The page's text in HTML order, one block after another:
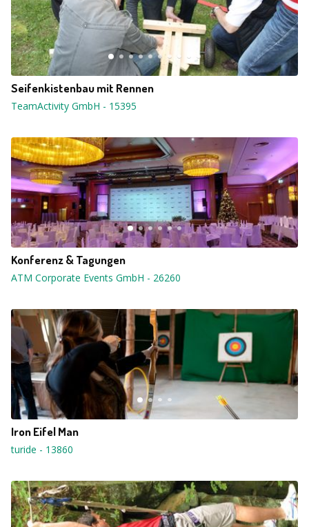
Seifenkistenbau mit Rennen
TeamActivity GmbH - 15395
Konferenz & Tagungen
ATM Corporate Events GmbH - 26260
Iron Eifel Man
turide - 13860